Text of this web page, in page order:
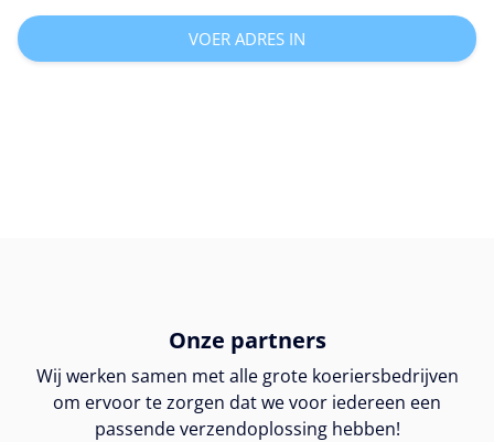
VOER ADRES IN
Onze partners
Wij werken samen met alle grote koeriersbedrijven
om ervoor te zorgen dat we voor iedereen een
passende verzendoplossing hebben!